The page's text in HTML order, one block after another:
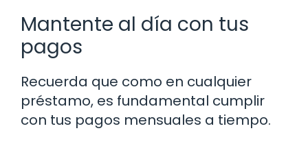
Mantente al día con tus
pagos
Recuerda que como en cualquier
préstamo, es fundamental cumplir
con tus pagos mensuales a tiempo.